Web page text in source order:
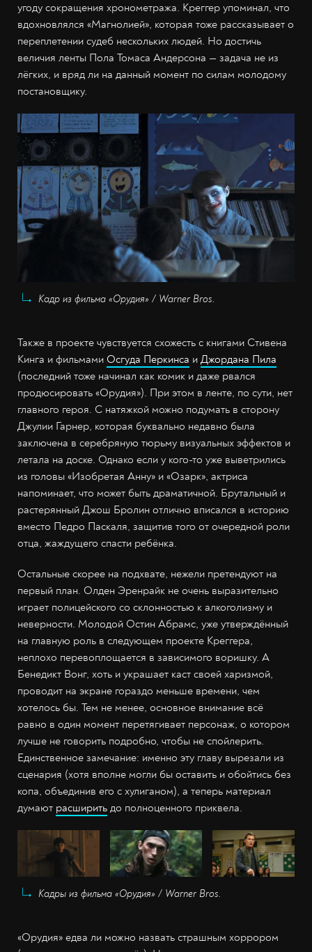
угоду сокращения хронометража. Креггер упоминал, что
вдохновлялся «Магнолией», которая тоже рассказывает о
переплетении судеб нескольких людей. Но достичь
величия ленты Пола Томаса Андерсона — задача не из
лёгких, и вряд ли на данный момент по силам молодому
постановщику.
Кадр из фильма «Орудия» / Warner Bros.
Также в проекте чувствуется схожесть с книгами Стивена
Кинга и фильмами Осгуда Перкинса и Джордана Пила
(последний тоже начинал как комик и даже рвался
продюсировать «Орудия»). При этом в ленте, по сути, нет
главного героя. С натяжкой можно подумать в сторону
Джулии Гарнер, которая буквально недавно была
заключена в серебряную тюрьму визуальных эффектов и
летала на доске. Однако если у кого-то уже выветрились
из головы «Изобретая Анну» и «Озарк», актриса
напоминает, что может быть драматичной. Брутальный и
растерянный Джош Бролин отлично вписался в историю
вместо Педро Паскаля, защитив того от очередной роли
отца, жаждущего спасти ребёнка.
Остальные скорее на подхвате, нежели претендуют на
первый план. Олден Эренрайк не очень выразительно
играет полицейского со склонностью к алкоголизму и
неверности. Молодой Остин Абрамс, уже утверждённый
на главную роль в следующем проекте Креггера,
неплохо перевоплощается в зависимого воришку. А
Бенедикт Вонг, хоть и украшает каст своей харизмой,
проводит на экране гораздо меньше времени, чем
хотелось бы. Тем не менее, основное внимание всё
равно в один момент перетягивает персонаж, о котором
лучше не говорить подробно, чтобы не спойлерить.
Единственное замечание: именно эту главу вырезали из
сценария (хотя вполне могли бы оставить и обойтись без
копа, объединив его с хулиганом), а теперь материал
думают расширить до полноценного приквела.
Кадры из фильма «Орудия» / Warner Bros.
«Орудия» едва ли можно назвать страшным хоррором